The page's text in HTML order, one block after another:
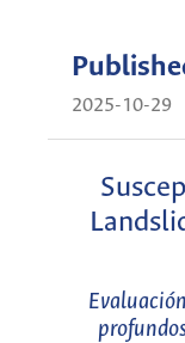
2025-10-29